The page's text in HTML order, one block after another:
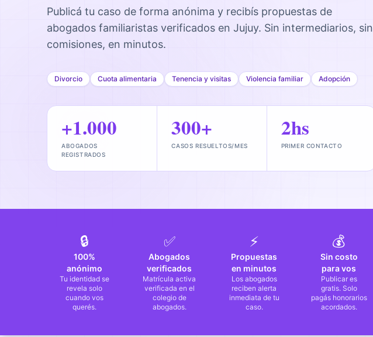
Publicá tu caso de forma anónima y recibís propuestas de
abogados familiaristas verificados en Jujuy. Sin intermediarios, sin
comisiones, en minutos.
Divorcio Cuota alimentaria Tenencia y visitas Violencia familiar Adopción
+1.000
ABOGADOS
REGISTRADOS
300+
CASOS RESUELTOS/MES
2hs
PRIMER CONTACTO
🔒
100%
anónimo
Tu identidad se
revela solo
cuando vos
querés.
✅
Abogados
verificados
Matrícula activa
verificada en el
colegio de
abogados.
⚡
Propuestas
en minutos
Los abogados
reciben alerta
inmediata de tu
caso.
💰
Sin costo
para vos
Publicar es
gratis. Solo
pagás honorarios
acordados.